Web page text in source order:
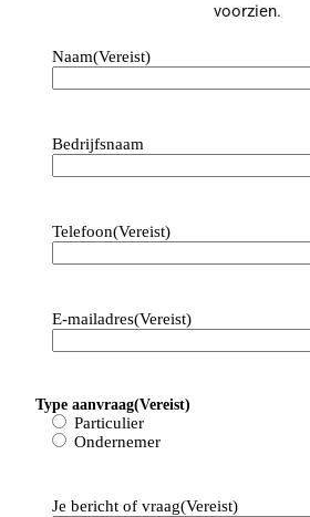
voorzien.
Naam(Vereist)
Bedrijfsnaam
Telefoon(Vereist)
E-mailadres(Vereist)
Type aanvraag(Vereist)
Particulier
Ondernemer
Je bericht of vraag(Vereist)